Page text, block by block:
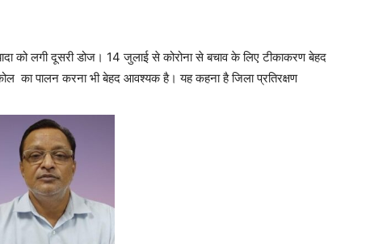
को लगी दूसरी डोज। 14 जुलाई से कोरोना से बचाव के लिए टीकाकरण बेहद
का पालन करना भी बेहद आवश्यक है। यह कहना है जिला प्रतिरक्षण